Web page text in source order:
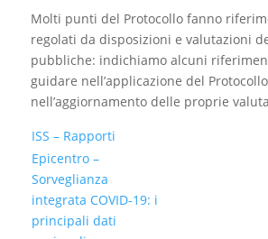
Molti punti del Protocollo fanno
regolati da disposizioni e valutazioni
pubbliche: indichiamo alcuni
guidare nell’applicazione del
nell’aggiornamento delle proprie
ISS – Rapporti
Epicentro –
Sorveglianza
integrata COVID-19: i
principali dati